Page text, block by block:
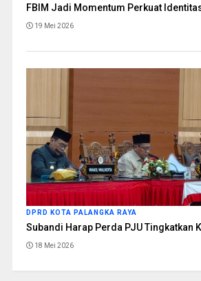
FBIM Jadi Momentum Perkuat
19 Mei 2026
DPRD KOTA PALANGKA RAYA
Subandi Harap Perda PJU Tingkatkan
18 Mei 2026